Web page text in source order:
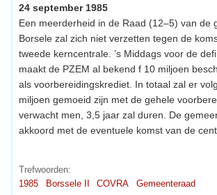
24 september 1985
Een meerderheid in de Raad (12–5) van de
Borsele zal zich niet verzetten tegen de
tweede kerncentrale. ’s Middags voor de
maakt de PZEM al bekend f 10 miljoen
als voorbereidingskrediet. In totaal zal er
miljoen gemoeid zijn met de gehele
verwacht men, 3,5 jaar zal duren. De
akkoord met de eventuele komst van de
Trefwoorden:
1985
Borssele II COVRA Gemeenteraad